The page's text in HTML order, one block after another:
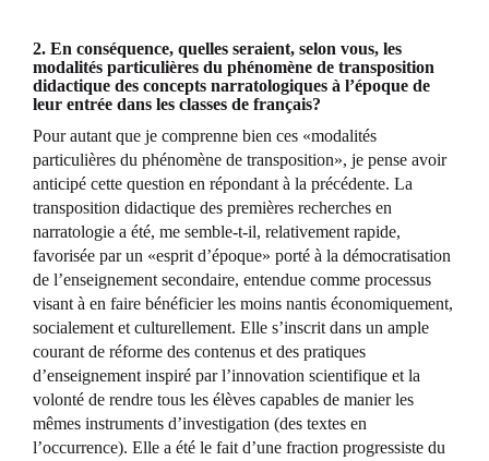
2. En conséquence, quelles seraient, selon vous, les
modalités particulières du phénomène de transposition
didactique des concepts narratologiques à l’époque de
leur entrée dans les classes de français?
Pour autant que je comprenne bien ces «modalités
particulières du phénomène de transposition», je pense avoir
anticipé cette question en répondant à la précédente. La
transposition didactique des premières recherches en
narratologie a été, me semble-t-il, relativement rapide,
favorisée par un «esprit d’époque» porté à la démocratisation
de l’enseignement secondaire, entendue comme processus
visant à en faire bénéficier les moins nantis économiquement,
socialement et culturellement. Elle s’inscrit dans un ample
courant de réforme des contenus et des pratiques
d’enseignement inspiré par l’innovation scientifique et la
volonté de rendre tous les élèves capables de manier les
mêmes instruments d’investigation (des textes en
l’occurrence). Elle a été le fait d’une fraction progressiste du